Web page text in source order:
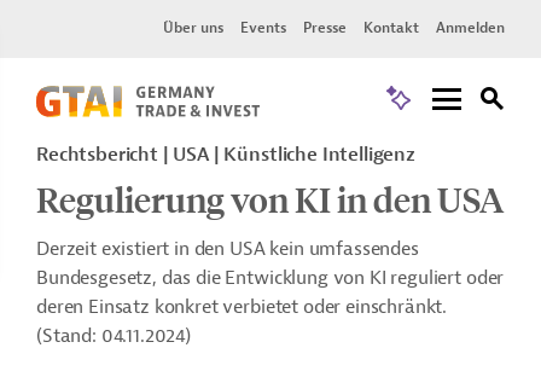
Über uns Events Presse Kontakt Anmelden
Rechtsbericht | USA | Künstliche Intelligenz
Regulierung von KI in den USA
Derzeit existiert in den USA kein umfassendes
Bundesgesetz, das die Entwicklung von KI reguliert oder
deren Einsatz konkret verbietet oder einschränkt.
(Stand: 04.11.2024)